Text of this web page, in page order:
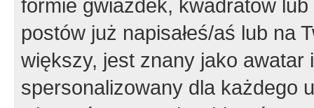
formie gwiazdek, kwadratów
postów już napisałeś/aś lub na
większy, jest znany jako
spersonalizowany dla każdego